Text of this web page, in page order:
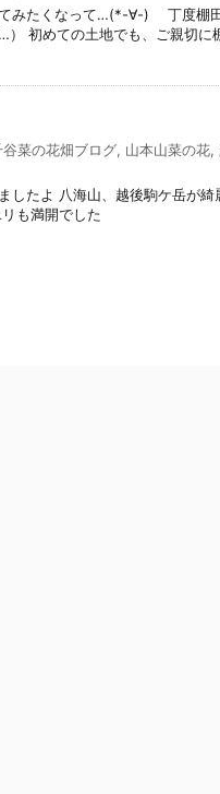
みたくなって…(*-∀-)ゞ 丁度棚
初めての土地でも、ご親切に
谷菜の花畑ブログ, 山本山菜の花,
したよ 八海山、越後駒ケ岳が
も満開でした